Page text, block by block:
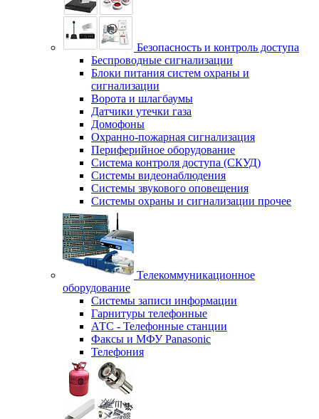
Безопасность и контроль доступа
Беспроводные сигнализации
Блоки питания систем охраны и
сигнализации
Ворота и шлагбаумы
Датчики утечки газа
Домофоны
Охранно-пожарная сигнализация
Периферийное оборудование
Система контроля доступа (СКУД)
Системы видеонаблюдения
Системы звукового оповещения
Системы охраны и сигнализации прочее
Телекоммуникационное
оборудование
Системы записи информации
Гарнитуры телефонные
АТС - Телефонные станции
Факсы и МФУ Panasonic
Телефония